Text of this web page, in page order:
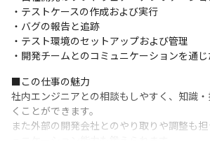
・テストケースの作成および実行
・バグの報告と追跡
・テスト環境のセットアップおよび管理
・開発チームとのコミュニケーションを通
■この仕事の魅力
社内エンジニアとの相談もしやすく、知識
くことができます。
また外部の開発会社とのやり取りや調整も